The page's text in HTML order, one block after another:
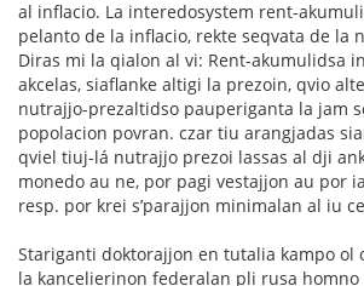
al inflacio. La interedosystem rent-
pelanto de la inflacio, rekte seqvata de la
Diras mi la qialon al vi: Rent-akumulidsa
akcelas, siaflanke altigi la prezoin, qvio
nutrajjo-prezaltidso pauperiganta la jam
popolacion povran. czar tiu arangjadas
qviel tiuj-lá nutrajjo prezoi lassas al dji
monedo au ne, por pagi vestajjon au por
resp. por krei s’parajjon minimalan al iu
Stariganti doktorajjon en tutalia kampo ol
la kancelierinon federalan pli rusa